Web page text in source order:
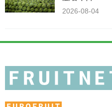
2026-08-04